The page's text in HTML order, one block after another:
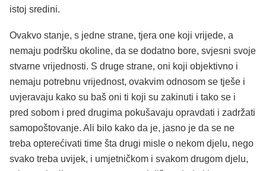
istoj sredini.
Ovakvo stanje, s jedne strane, tjera one koji vrijede, a
nemaju podršku okoline, da se dodatno bore, svjesni svoje
stvarne vrijednosti. S druge strane, oni koji objektivno i
nemaju potrebnu vrijednost, ovakvim odnosom se tješe i
uvjeravaju kako su baš oni ti koji su zakinuti i tako se i
pred sobom i pred drugima pokušavaju opravdati i zadržati
samopoštovanje. Ali bilo kako da je, jasno je da se ne
treba opterećivati time šta drugi misle o nekom djelu, nego
svako treba uvijek, i umjetničkom i svakom drugom djelu,